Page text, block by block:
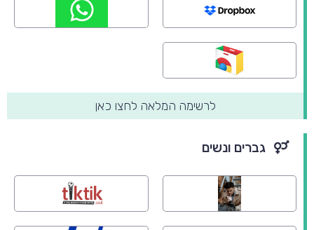
לרשימה המלאה לחצו כאן
גברים ונשים